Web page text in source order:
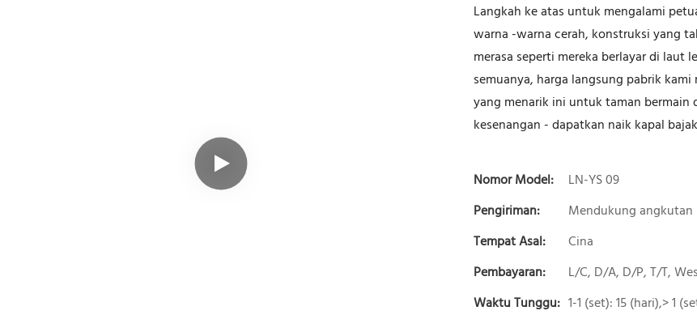
Langkah ke atas untuk mengalami
warna -warna cerah, konstruksi yang
merasa seperti mereka berlayar di laut
semuanya, harga langsung pabrik
yang menarik ini untuk taman bermain
kesenangan - dapatkan naik kapal
Nomor Model:
LN-YS 09
Pengiriman:
Mendukung
Tempat Asal:
Cina
Pembayaran:
L/C, D/A, D/P, T/T,
Waktu Tunggu: 1-1 (set): 15 (hari),> 1